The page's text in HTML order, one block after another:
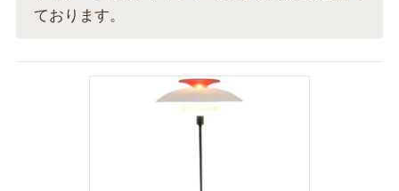
ております。